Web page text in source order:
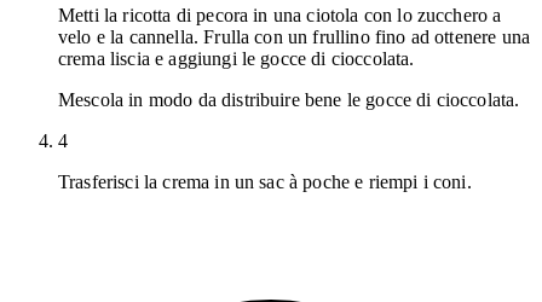
Metti la ricotta di pecora in una ciotola con lo zucchero a
velo e la cannella. Frulla con un frullino fino ad ottenere una
crema liscia e aggiungi le gocce di cioccolata.
Mescola in modo da distribuire bene le gocce di cioccolata.
4
Trasferisci la crema in un sac à poche e riempi i coni.